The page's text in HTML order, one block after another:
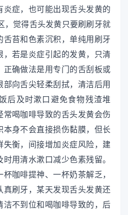
炎症，也可能出现舌头发黄的
，觉得舌头发黄只要刷刷牙就
舌苔和色素沉积，单纯用刷牙
，若是炎症引起的发黄，只清
正确做法是用专门的舌刮板或
向舌尖轻柔刮拭，清洁后用
后及时漱口避免食物残渣堆
常喝咖啡导致的舌头发黄会伤
本身不会直接损伤黏膜，但长
失衡，间接增加炎症风险，建
用清水漱口减少色素残留。
咖啡提神、一杯奶茶解乏，
真刷牙，某天发现舌头发黄还
洁不到位和喝咖啡导致的，后